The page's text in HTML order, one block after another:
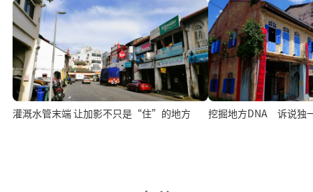
灌溉水管末端 让加影不只是“住”的地方 挖掘地方DNA 诉说独